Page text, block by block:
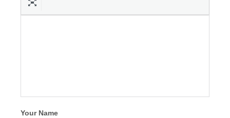
Your Name